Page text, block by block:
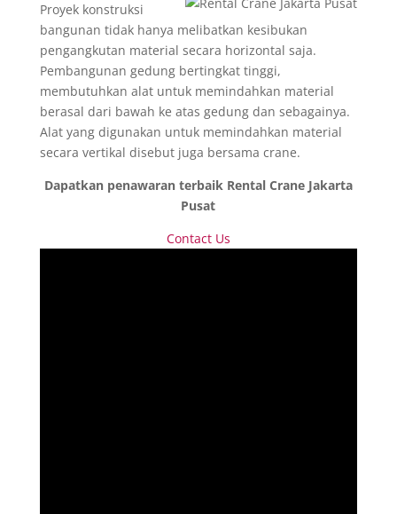
Proyek konstruksi
bangunan tidak hanya melibatkan kesibukan
pengangkutan material secara horizontal saja.
Pembangunan gedung bertingkat tinggi,
membutuhkan alat untuk memindahkan material
berasal dari bawah ke atas gedung dan sebagainya.
Alat yang digunakan untuk memindahkan material
secara vertikal disebut juga bersama crane.
Dapatkan penawaran terbaik Rental Crane Jakarta
Pusat
Contact Us